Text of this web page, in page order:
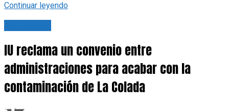
Continuar leyendo
IU reclama un convenio entre
administraciones para acabar con la
contaminación de La Colada